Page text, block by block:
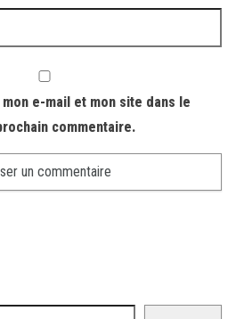
e-mail et mon site dans le
commentaire.